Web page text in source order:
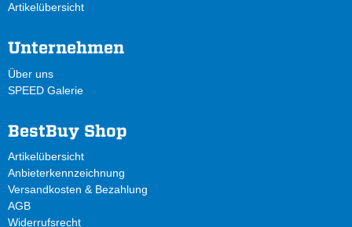
Artikelübersicht
Unternehmen
Über uns
SPEED Galerie
BestBuy Shop
Artikelübersicht
Anbieterkennzeichnung
Versandkosten & Bezahlung
AGB
Widerrufsrecht